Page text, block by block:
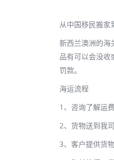
从中国移民搬家
新西兰澳洲的海
品有可以会没收
罚款。
海运流程
1、咨询了解运
2、货物送到我
3、客户提供货